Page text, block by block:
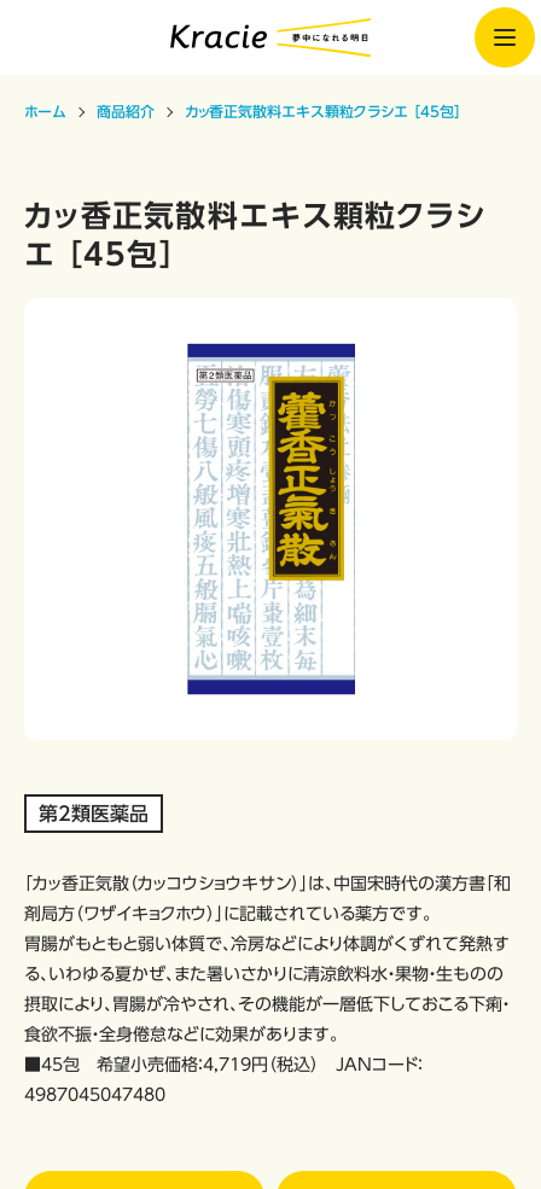
ホーム 商品紹介 カッ香正気散料エキス顆粒クラシエ ［45包］
カッ香正気散料エキス顆粒クラシ
エ ［45包］
第2類医薬品
「カッ香正気散（カッコウショウキサン）」は、中国宋時代の漢方書「和
剤局方（ワザイキョクホウ）」に記載されている薬方です。
胃腸がもともと弱い体質で、冷房などにより体調がくずれて発熱す
る、いわゆる夏かぜ、また暑いさかりに清涼飲料水・果物・生ものの
摂取により、胃腸が冷やされ、その機能が一層低下しておこる下痢・
食欲不振・全身倦怠などに効果があります。
■45包 希望小売価格：4,719円（税込） JANコード：
4987045047480